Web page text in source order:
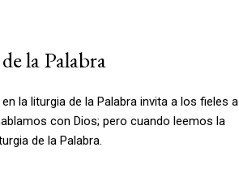
la Palabra
la liturgia de la Palabra invita a los fieles a
con Dios; pero cuando leemos la
de la Palabra.